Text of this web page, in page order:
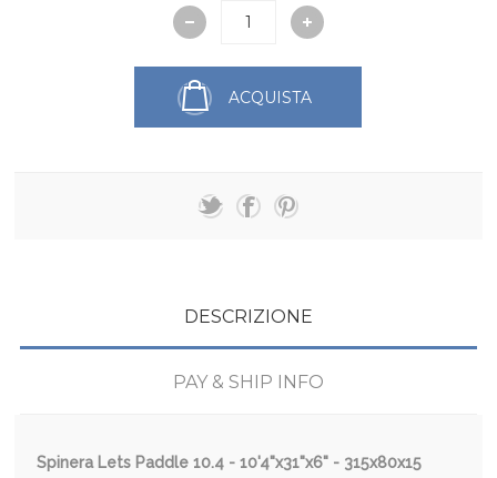
ACQUISTA
DESCRIZIONE
PAY & SHIP INFO
Spinera Lets Paddle 10.4 - 10'4"x31"x6" - 315x80x15